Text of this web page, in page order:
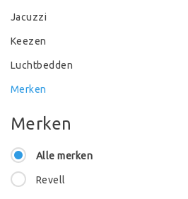
Jacuzzi
Keezen
Luchtbedden
Merken
Merken
Alle merken
Revell